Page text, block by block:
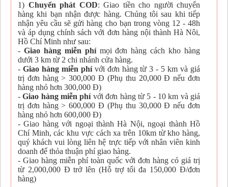
1) Chuyển phát COD: Giao tiền cho người chuyển
hàng khi bạn nhận được hàng. Chúng tôi sau khi tiếp
nhận yêu cầu sẽ gửi hàng cho bạn trong vòng 12 - 48h
và áp dụng chính sách với đơn hàng nội thành Hà Nôi,
Hồ Chí Minh như sau:
- Giao hàng miễn phímọi đơn hàng cách kho hàng
dưới 3 km từ 2 chi nhánh cửa hàng.
- Giao hàng miễn phívới đơn hàng từ 3 - 5 km và giá
trị đơn hàng > 300,000 Đ (Phụ thu 20,000 Đ nếu đơn
hàng nhỏ hơn 300,000 Đ)
-Giao hàng miễn phívới đơn hàng từ 5 - 10 km và giá
trị đơn hàng > 600,000 Đ (Phụ thu 30,000 Đ nếu đơn
hàng nhỏ hơn 600,000 Đ)
- Giao hàng với ngoại thành Hà Nội, ngoại thành Hồ
Chí Minh, các khu vực cách xa trên 10km từ kho hàng,
quý khách vui lòng liên hệ trực tiếp với nhân viên kinh
doanh để thỏa thuận phí giao hàng.
- Giao hàng miễn phí toàn quốc với đơn hàng có giá trị
từ 2,000,000 Đ trở lên (Hỗ trợ tối đa 150,000 Đ/đơn
hàng)